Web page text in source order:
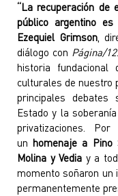
“La recuperación
público argentino
Ezequiel Grimson,
diálogo con Página/12
historia fundacional
culturales de nuestro
principales
Estado y la
privatizaciones.
unhomenaje a Pino
Molina y Vedia y a
momento soñaron un
permanentemente